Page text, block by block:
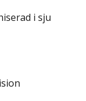
i sju